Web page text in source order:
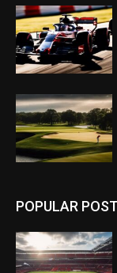
POPULAR